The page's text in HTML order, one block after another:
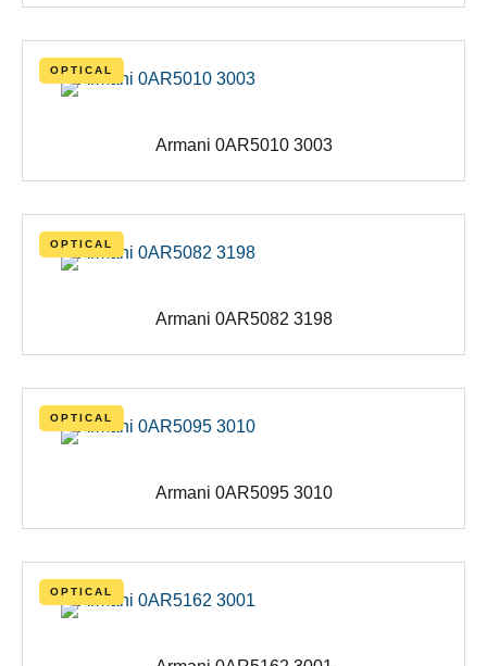
OPTICAL
Armani 0AR5010 3003
OPTICAL
Armani 0AR5082 3198
OPTICAL
Armani 0AR5095 3010
OPTICAL